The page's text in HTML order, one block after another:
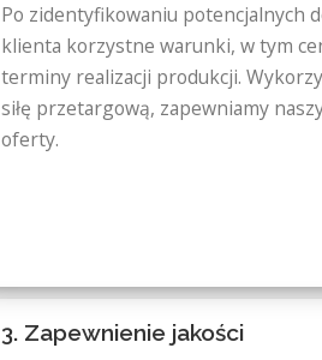
Po zidentyfikowaniu potencjalnych
klienta korzystne warunki, w tym
terminy realizacji produkcji.
siłę przetargową, zapewniamy
oferty.
3. Zapewnienie jakości